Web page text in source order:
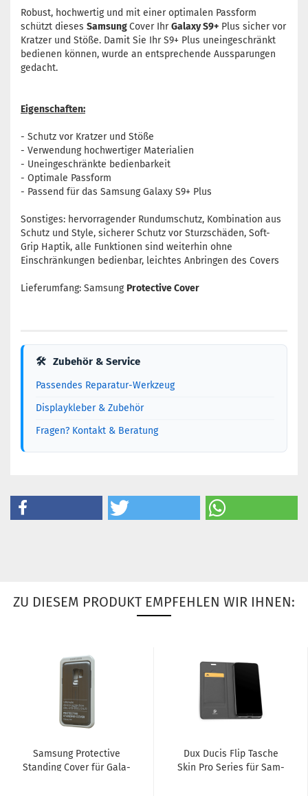
Robust, hochwertig und mit einer optimalen Passform
schützt dieses SamsungCover IhrGalaxy S9+ Plus sicher vor
Kratzer und Stöße. Damit Sie Ihr S9+ Plus uneingeschränkt
bedienen können, wurde an entsprechende Aussparungen
gedacht.
Eigenschaften:
- Schutz vor Kratzer und Stöße
- Verwendung hochwertiger Materialien
- Uneingeschränkte bedienbarkeit
- Optimale Passform
- Passend für das Samsung Galaxy S9+ Plus
Sonstiges: hervorragender Rundumschutz, Kombination aus
Schutz und Style, sicherer Schutz vor Sturzschäden, Soft-
Grip Haptik, alle Funktionen sind weiterhin ohne
Einschränkungen bedienbar, leichtes Anbringen des Covers
Lieferumfang: Samsung Protective Cover
🛠 Zubehör & Service
Passendes Reparatur-Werkzeug
Displaykleber & Zubehör
Fragen? Kontakt & Beratung
ZU DIESEM PRODUKT EMPFEHLEN WIR IHNEN:
Sam­sung Pro­tec­ti­ve
Stan­ding Cover für Ga­la­
Dux Ducis Flip Ta­sche
Skin Pro Se­ries für Sam­